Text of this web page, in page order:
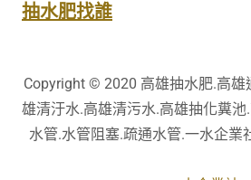
抽水肥找誰
Copyright © 2020 高雄抽水肥.高雄
雄清汙水.高雄清污水.高雄抽化糞
水管.水管阻塞.疏通水管.一水企業